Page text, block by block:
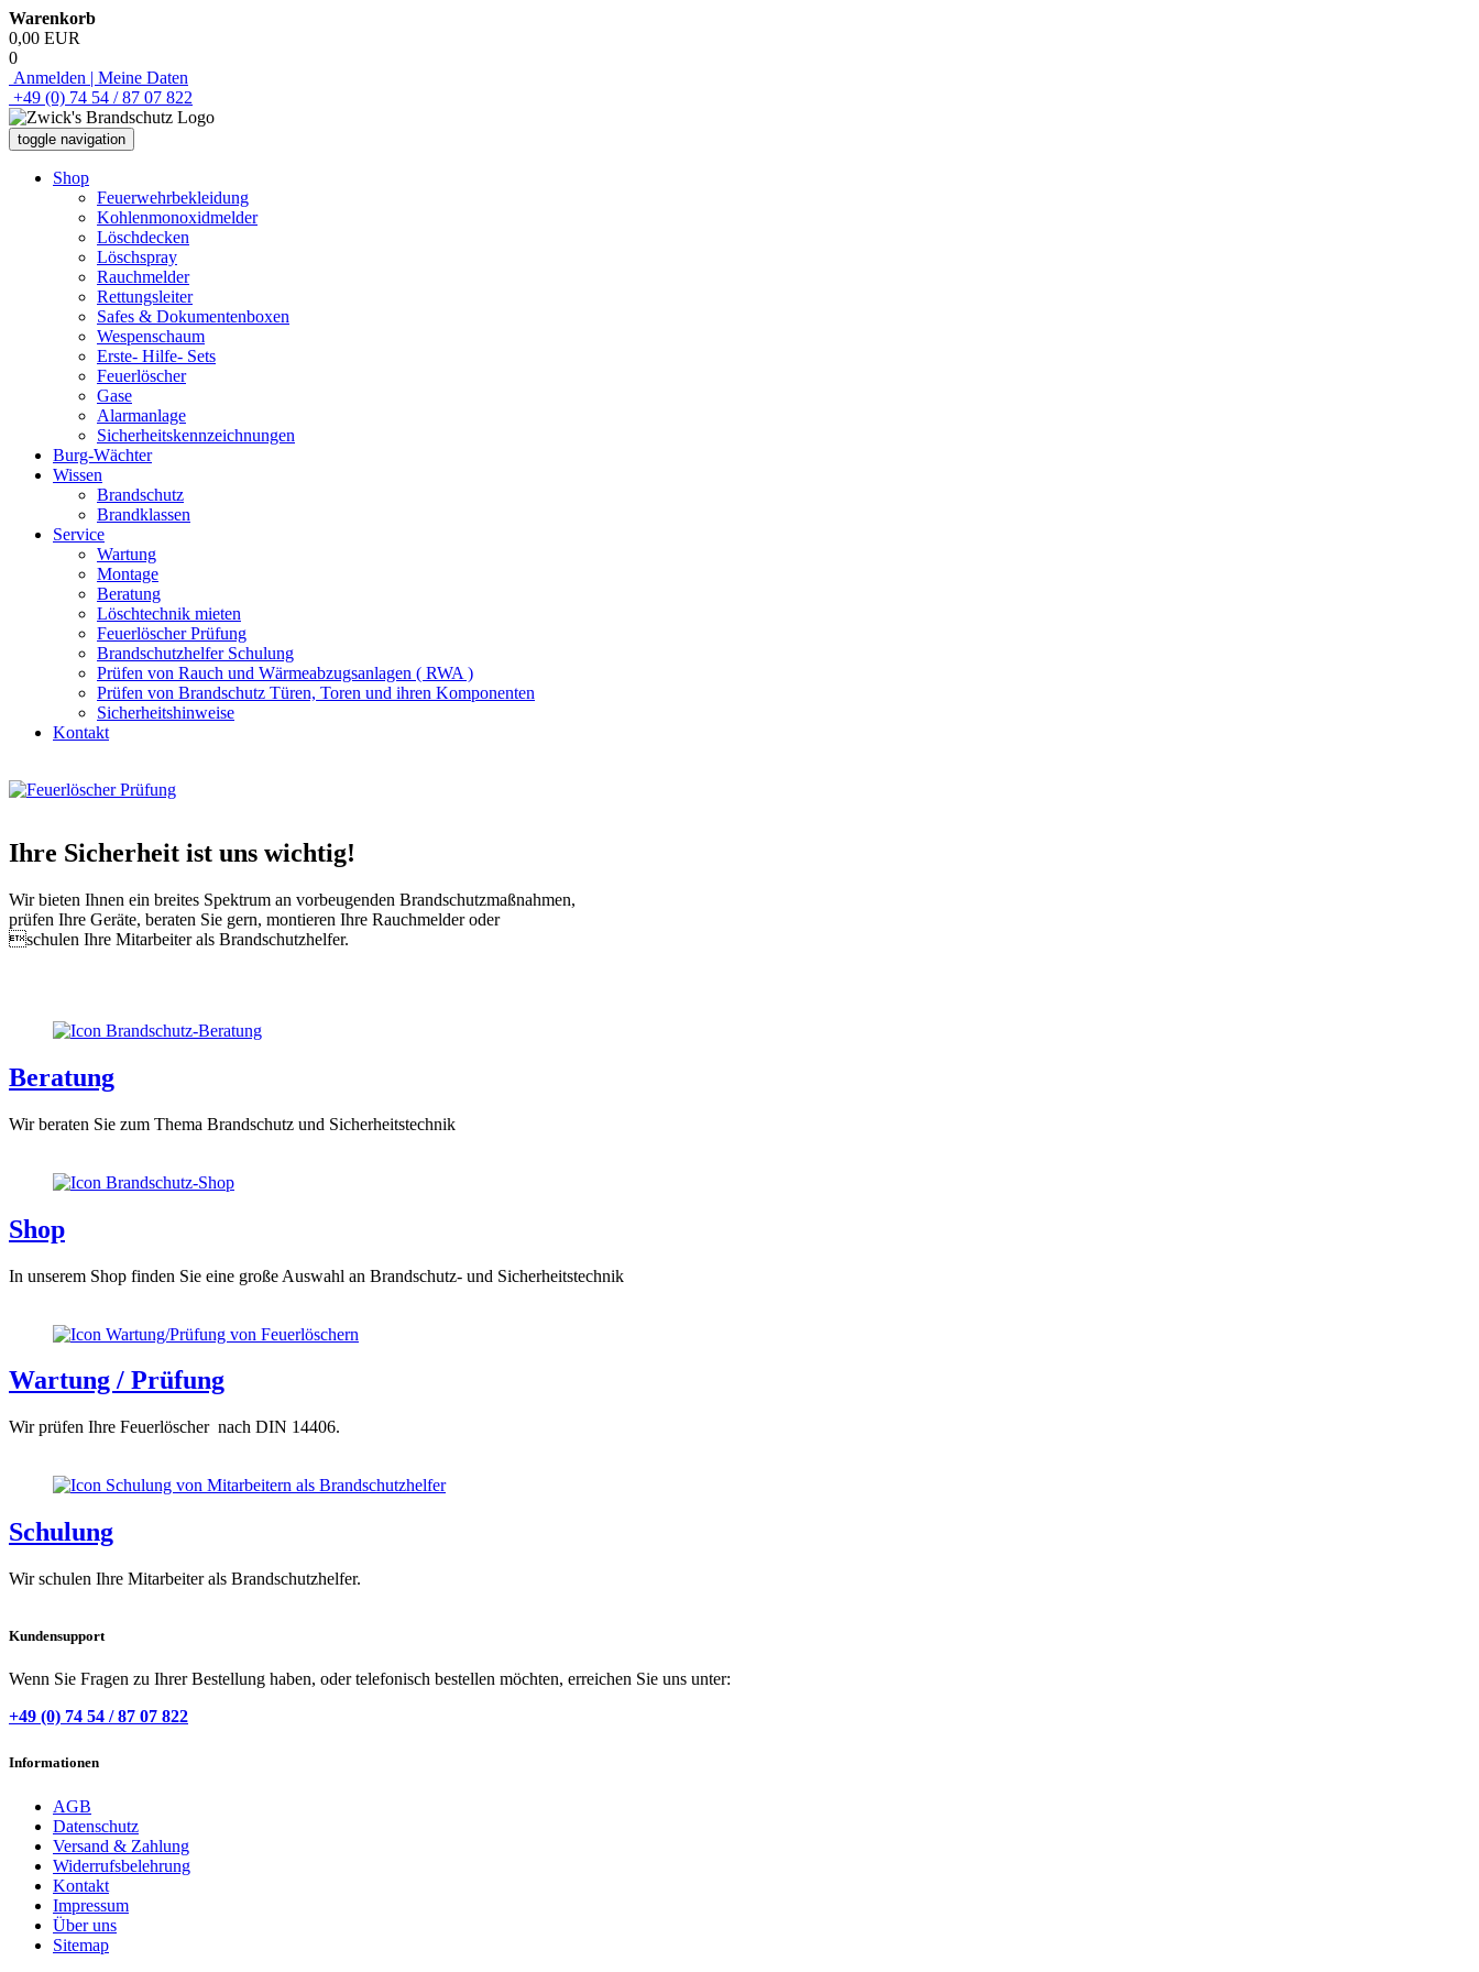
Warenkorb
0,00 EUR
0
Anmelden | Meine Daten
+49 (0) 74 54 / 87 07 822
toggle navigation
Shop
Feuerwehrbekleidung
Kohlenmonoxidmelder
Löschdecken
Löschspray
Rauchmelder
Rettungsleiter
Safes & Dokumentenboxen
Wespenschaum
Erste- Hilfe- Sets
Feuerlöscher
Gase
Alarmanlage
Sicherheitskennzeichnungen
Burg-Wächter
Wissen
Brandschutz
Brandklassen
Service
Wartung
Montage
Beratung
Löschtechnik mieten
Feuerlöscher Prüfung
Brandschutzhelfer Schulung
Prüfen von Rauch und Wärmeabzugsanlagen ( RWA )
Prüfen von Brandschutz Türen, Toren und ihren Komponenten
Sicherheitshinweise
Kontakt
Ihre Sicherheit ist uns wichtig!
Wir bieten Ihnen ein breites Spektrum an vorbeugenden Brandschutzmaßnahmen,
prüfen Ihre Geräte, beraten Sie gern, montieren Ihre Rauchmelder oder
schulen Ihre Mitarbeiter als Brandschutzhelfer.
Beratung
Wir beraten Sie zum Thema Brandschutz und Sicherheitstechnik
Shop
In unserem Shop finden Sie eine große Auswahl an Brandschutz- und Sicherheitstechnik
Wartung / Prüfung
Wir prüfen Ihre Feuerlöscher nach DIN 14406.
Schulung
Wir schulen Ihre Mitarbeiter als Brandschutzhelfer.
Kundensupport
Wenn Sie Fragen zu Ihrer Bestellung haben, oder telefonisch bestellen möchten, erreichen Sie uns unter:
+49 (0) 74 54 / 87 07 822
Informationen
AGB
Datenschutz
Versand & Zahlung
Widerrufsbelehrung
Kontakt
Impressum
Über uns
Sitemap